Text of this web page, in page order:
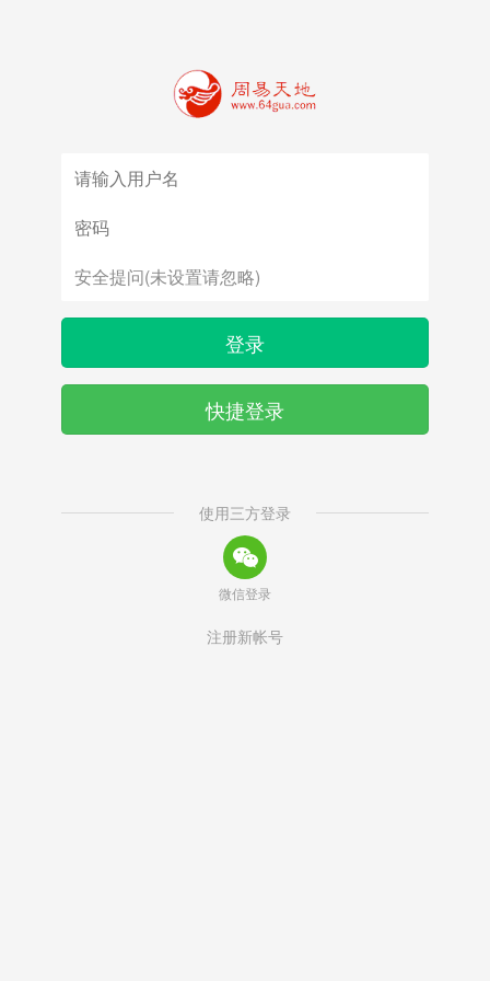
登录
快捷登录
使用三方登录
微信登录
注册新帐号